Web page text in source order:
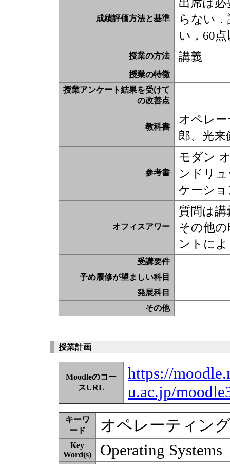
成績評価方法と基準
らない
い，60
授業の方法 講義
授業の特徴
授業アンケート結果を受けて
の改善点
教科書
オペレ
郎、光
参考書
モダン
ンドリ
ケーシ
オフィスアワー
質問は
その他
ントに
受講要件
予め履修が望ましい科目
発展科目
その他
授業計画
Moodleのコー
スURL
https://
u.ac.jp/
キーワ
ード
オペレーティン
Key
Word(s)
Operating Systems